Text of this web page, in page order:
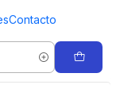
Contacto